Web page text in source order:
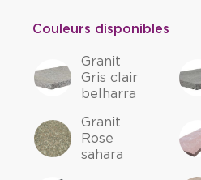
Couleurs disponibles
Granit
Gris clair
belharra
Granit
Rose
sahara